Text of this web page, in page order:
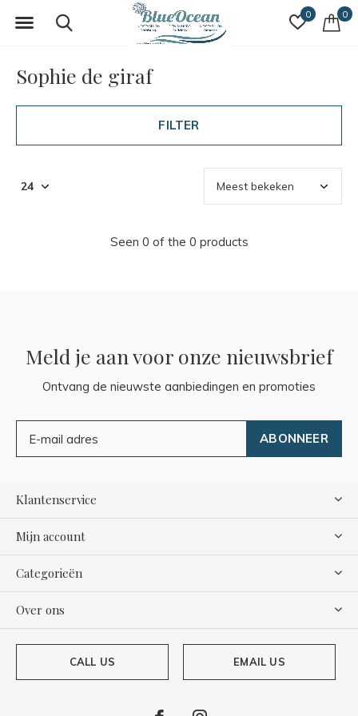
0 0
Sophie de giraf
FILTER
Seen 0 of the 0 products
Meld je aan voor onze nieuwsbrief
Ontvang de nieuwste aanbiedingen en promoties
ABONNEER
Klantenservice
Mijn account
Categorieën
Over ons
CALL US EMAIL US